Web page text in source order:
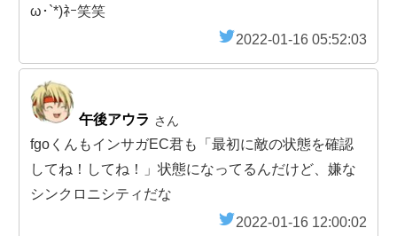
ω･`*)ﾈｰ笑笑
2022-01-16 05:52:03
午後アウラ さん
fgoくんもインサガEC君も「最初に敵の状態を確認
してね！してね！」状態になってるんだけど、嫌な
シンクロニシティだな
2022-01-16 12:00:02